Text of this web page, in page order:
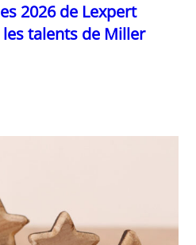
2026 de Lexpert
talents de Miller